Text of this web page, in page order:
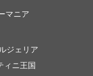
マニア
ジェリア
ィニ王国